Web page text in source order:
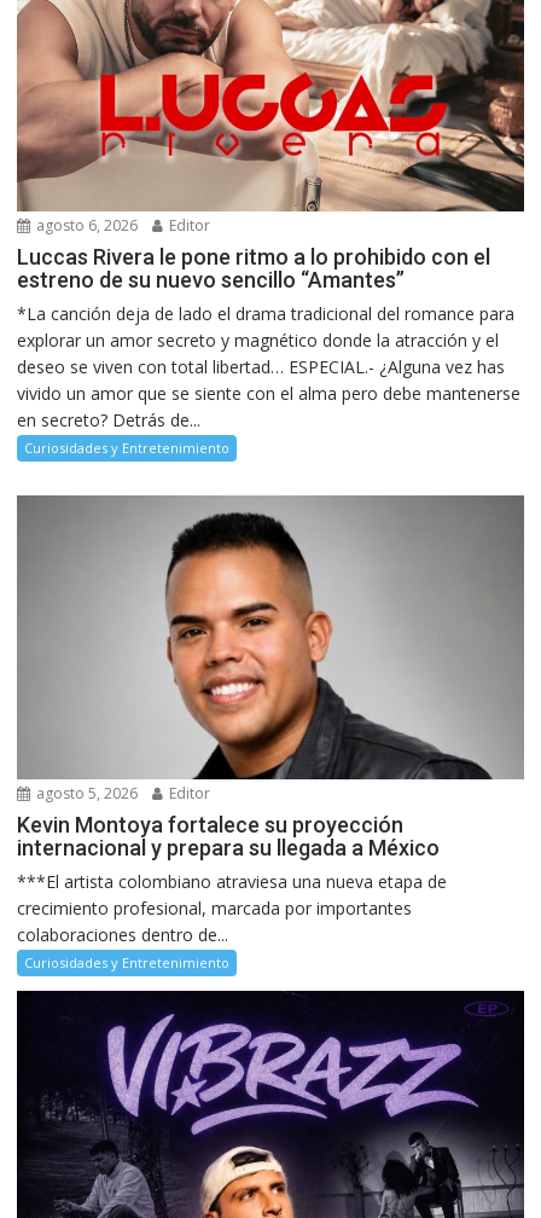
agosto 6, 2026 Editor
Luccas Rivera le pone ritmo a lo prohibido con el
estreno de su nuevo sencillo “Amantes”
*La canción deja de lado el drama tradicional del romance para
explorar un amor secreto y magnético donde la atracción y el
deseo se viven con total libertad… ESPECIAL.- ¿Alguna vez has
vivido un amor que se siente con el alma pero debe mantenerse
en secreto? Detrás de...
Curiosidades y Entretenimiento
agosto 5, 2026 Editor
Kevin Montoya fortalece su proyección
internacional y prepara su llegada a México
***El artista colombiano atraviesa una nueva etapa de
crecimiento profesional, marcada por importantes
colaboraciones dentro de...
Curiosidades y Entretenimiento